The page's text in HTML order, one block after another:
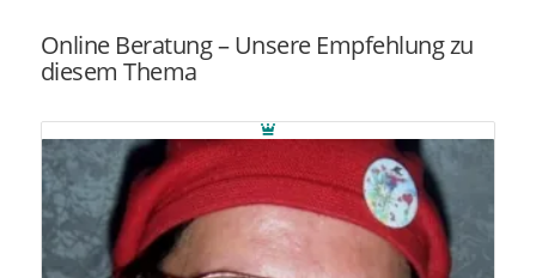
Online Beratung – Unsere Empfehlung zu
diesem Thema